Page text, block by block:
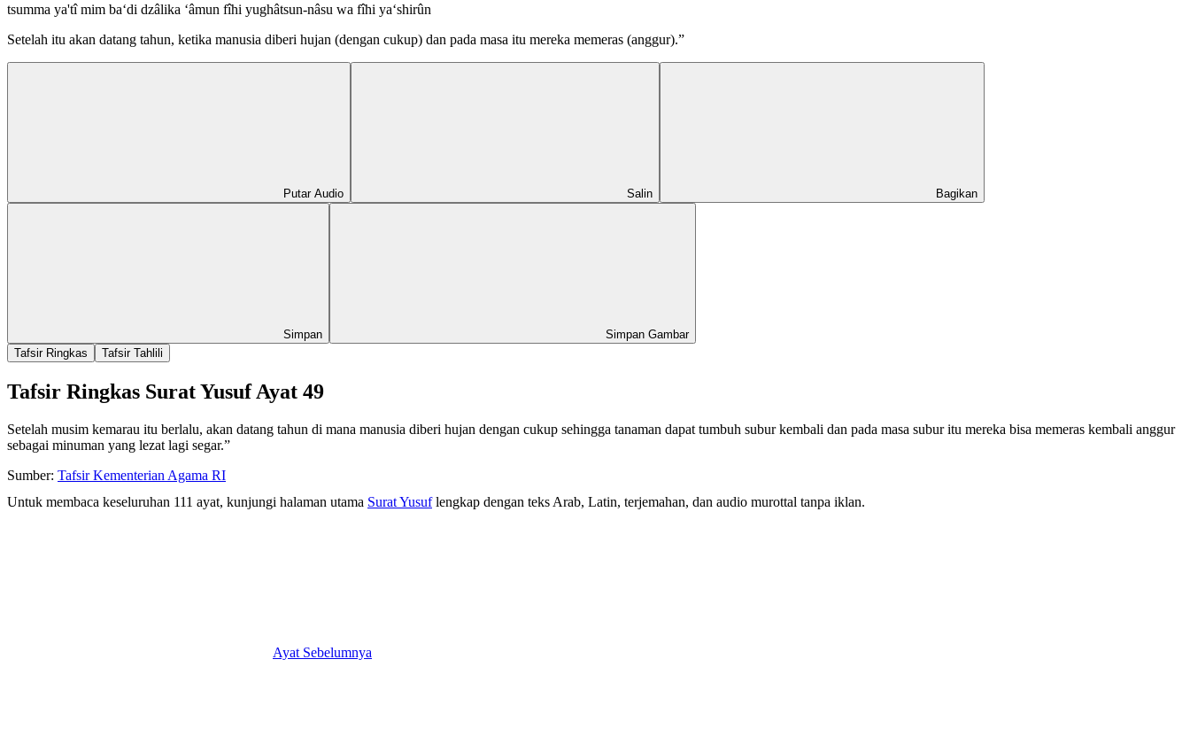
tsumma ya'tî mim ba‘di dzâlika ‘âmun fîhi yughâtsun-nâsu wa fîhi ya‘shirûn
Setelah itu akan datang tahun, ketika manusia diberi hujan (dengan cukup) dan pada masa itu mereka memeras (anggur).”
Putar Audio Salin Bagikan
Simpan
Simpan Gambar
Tafsir Ringkas
Tafsir Tahlili
Tafsir Ringkas Surat Yusuf Ayat 49
Setelah musim kemarau itu berlalu, akan datang tahun di mana manusia diberi hujan dengan cukup sehingga tanaman dapat tumbuh subur kembali dan pada masa subur itu mereka bisa memeras kembali anggur
sebagai minuman yang lezat lagi segar.”
Sumber: Tafsir Kementerian Agama RI
Untuk membaca keseluruhan 111 ayat, kunjungi halaman utama Surat Yusuflengkap dengan teks Arab, Latin, terjemahan, dan audio murottal tanpa iklan.
Ayat Sebelumnya